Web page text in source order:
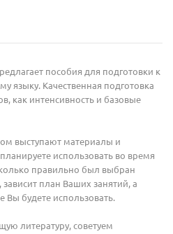
пособия для подготовки к
языку. Качественная подготовка
как интенсивность и базовые
выступают материалы и
использовать во время
правильно был выбран
, зависит план Ваших занятий, а
Вы будете использовать.
литературу, советуем